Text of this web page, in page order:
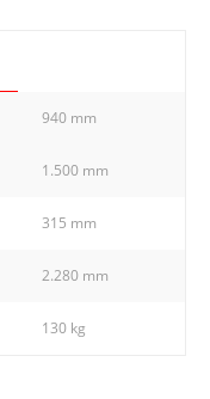
940 mm
1.500 mm
315 mm
2.280 mm
130 kg